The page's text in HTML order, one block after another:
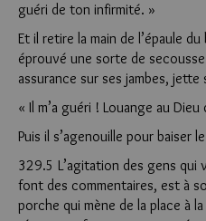
guéri de ton infirmité. »
Et il retire la main de l’épaule
éprouvé une sorte de
assurance sur ses jambes,
« Il m’a guéri ! Louange au Dieu
Puis il s’agenouille pour baiser
329.5 L’agitation des gens qui
font des commentaires, est à
porche qui mène de la place à